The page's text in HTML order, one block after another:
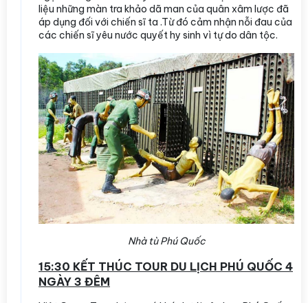
liệu những màn tra khảo dã man của quân xâm lược đã
áp dụng đối với chiến sĩ ta .Từ đó cảm nhận nỗi đau của
các chiến sĩ yêu nước quyết hy sinh vì tự do dân tộc.
Nhà tù Phú Quốc
15:30 KẾT THÚC TOUR DU LỊCH PHÚ QUỐC 4
NGÀY 3 ĐÊM